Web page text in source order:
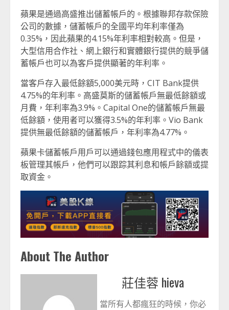
蘋果是通過高盛推出儲蓄帳戶的。根據聯邦存款保險
公司的數據，儲蓄帳戶的全國平均年利率僅為
0.35%，因此蘋果的4.15%年利率相對較高。但是，
大型信用合作社、網上銀行和實體銀行提供的競爭儲
蓄帳戶也可以為客戶提供顯著的年利率。
當客戶存入最低餘額5,000美元時，CIT Bank提供
4.75%的年利率。高盛莫斯的儲蓄帳戶無最低餘額或
月費，年利率為3.9%。Capital One的儲蓄帳戶無最
低餘額，使用者可以獲得3.5%的年利率。Vio Bank
提供無最低餘額的儲蓄帳戶，年利率為4.77%。
蘋果卡儲蓄帳戶用戶可以通過錢包應用程式中的儀表
板管理其帳戶，他們可以跟踪其利息和帳戶餘額或提
取資金。
About The Author
莊佳蓉 hieva
當所有人都瘋狂的時候，你必